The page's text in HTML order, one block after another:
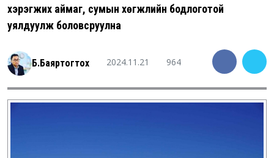
хэрэгжих аймаг, сумын хөгжлийн бодлоготой
уялдуулж боловсруулна
Б.Баяртогтох 2024.11.21 964